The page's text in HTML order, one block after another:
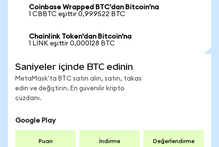
Coinbase Wrapped BTC'dan Bitcoin'na
1 CBBTC eşittir 0,999522 BTC
Chainlink Token'dan Bitcoin'na
1 LINK eşittir 0,000128 BTC
Saniyeler içinde BTC edinin
MetaMask'ta BTC satın alın, satın, takas
edin ve değiştirin. En güvenilir kripto
cüzdanı.
Google Play
Puan İndirme Değerlendirme